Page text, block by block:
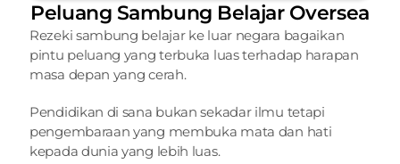
Peluang Sambung Belajar Oversea
Rezeki sambung belajar ke luar negara bagaikan
pintu peluang yang terbuka luas terhadap harapan
masa depan yang cerah.
Pendidikan di sana bukan sekadar ilmu tetapi
pengembaraan yang membuka mata dan hati
kepada dunia yang lebih luas.